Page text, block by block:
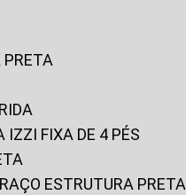
PRETA
IZZI FIXA DE 4 PÉS
ESTRUTURA PRETA